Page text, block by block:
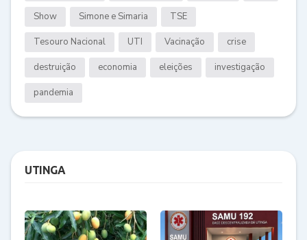
Show Simone e Simaria TSE
Tesouro Nacional UTI Vacinação crise
destruição economia eleições investigação
pandemia
UTINGA